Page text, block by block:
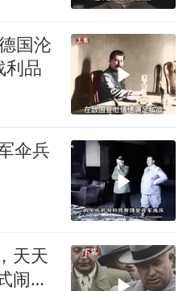
国沦
利品
伞兵
天天
闹出